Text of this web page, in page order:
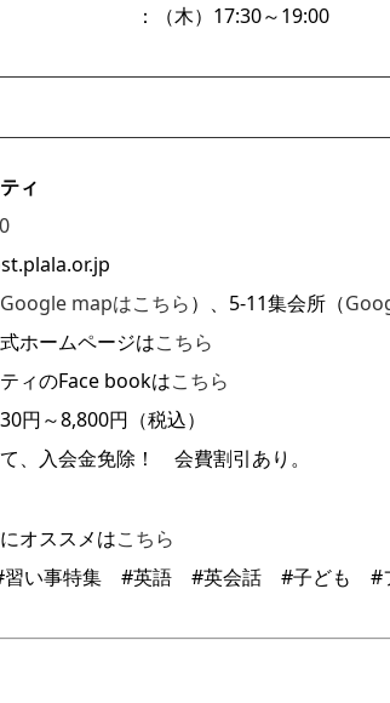
：（木）17:30～19:00
ィ
Google mapはこちら）、5‐11集会所（
ホームページはこちら
ィのFace bookはこちら
円～8,800円（税込）
、入会金免除！ 会費割引あり。
オススメはこちら
い事特集 #英語 #英会話 #子ども #